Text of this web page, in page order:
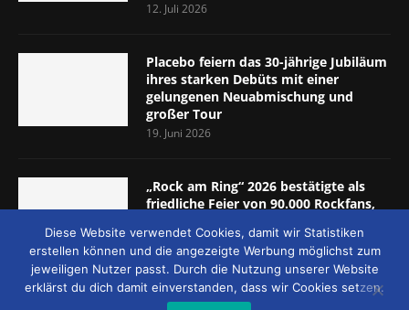
12. Juli 2026
Placebo feiern das 30-jährige Jubiläum
ihres starken Debüts mit einer
gelungenen Neuabmischung und
großer Tour
19. Juni 2026
„Rock am Ring“ 2026 bestätigte als
friedliche Feier von 90.000 Rockfans,
5.-7. Juni 2026)
8. Juni 2026
Diese Website verwendet Cookies, damit wir Statistiken
erstellen können und die angezeigte Werbung möglichst zum
jeweiligen Nutzer passt. Durch die Nutzung unserer Website
erklärst du dich damit einverstanden, dass wir Cookies setzen.